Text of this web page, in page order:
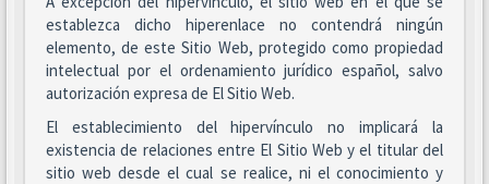
establezca dicho hiperenlace no contendrá ningún
elemento, de este Sitio Web, protegido como propiedad
intelectual por el ordenamiento jurídico español, salvo
autorización expresa de El Sitio Web.
El establecimiento del hipervínculo no implicará la
existencia de relaciones entre El Sitio Web y el titular del
sitio web desde el cual se realice, ni el conocimiento y